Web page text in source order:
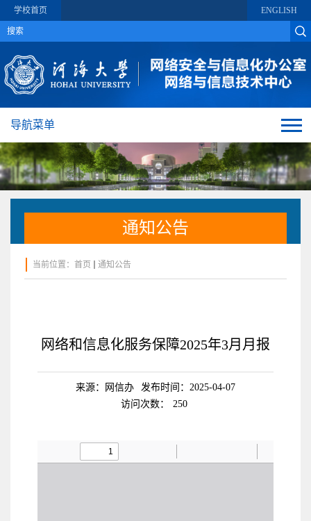
学校首页 ENGLISH
导航菜单
通知公告
当前位置： 首页 通知公告
网络和信息化服务保障2025年3月月报
来源：网信办
发布时间：2025-04-07
访问次数：
250